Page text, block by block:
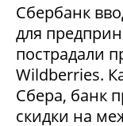
Сбербанк
для
пострадали
Wildberries.
Сбера, банк
скидки на